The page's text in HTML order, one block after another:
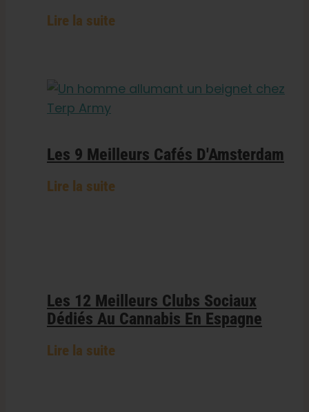
Lire la suite
Les 9 Meilleurs Cafés D'Amsterdam
Lire la suite
Les 12 Meilleurs Clubs Sociaux
Dédiés Au Cannabis En Espagne
Lire la suite